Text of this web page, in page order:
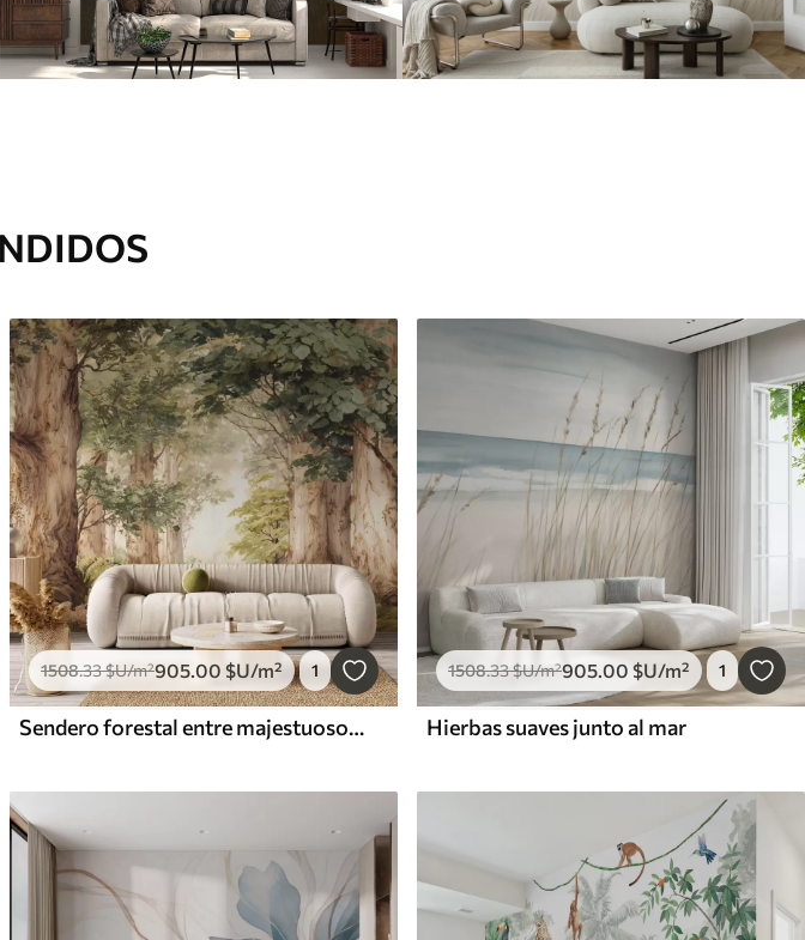
1508.33$U/m²905.00 $U/m² 1
Sendero forestal entre majestuosos árboles en estilo acuarela
1508.33$U/m²905.00 $U/m² 1
Hierbas suaves junto al mar